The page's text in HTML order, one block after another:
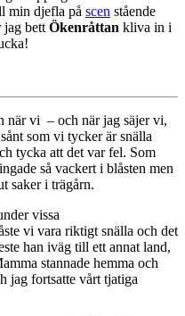
min djefla på scen stående
jag bett Ökenråttan kliva in i
när vi – och när jag säjer vi,
som vi tycker är snälla
tycka att det var fel. Som
så vackert i blåsten men
saker i trägårn.
vissa
vi vara riktigt snälla och det
han iväg till ett annat land,
stannade hemma och
jag fortsatte vårt tjatiga